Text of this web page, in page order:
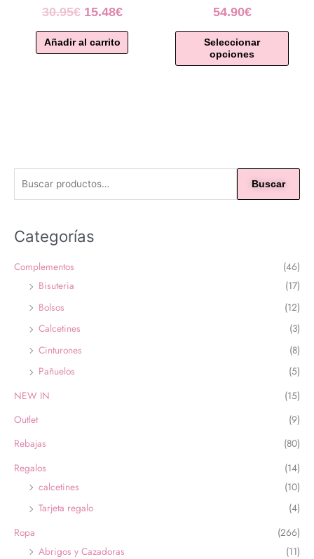
Buscar
Categorías
Complementos
(46)
Bisuteria
(17)
Bolsos
(12)
Calcetines
(3)
Cinturones
(8)
Pañuelos
(5)
NEW IN
(15)
Outlet
(9)
Rebajas
(80)
Regalos
(14)
calcetines
(10)
Tarjeta regalo
(4)
Ropa
(266)
Abrigos y Cazadoras
(11)
30.95€ 15.48€
Añadir al carrito
54.90€
Seleccionar
opciones